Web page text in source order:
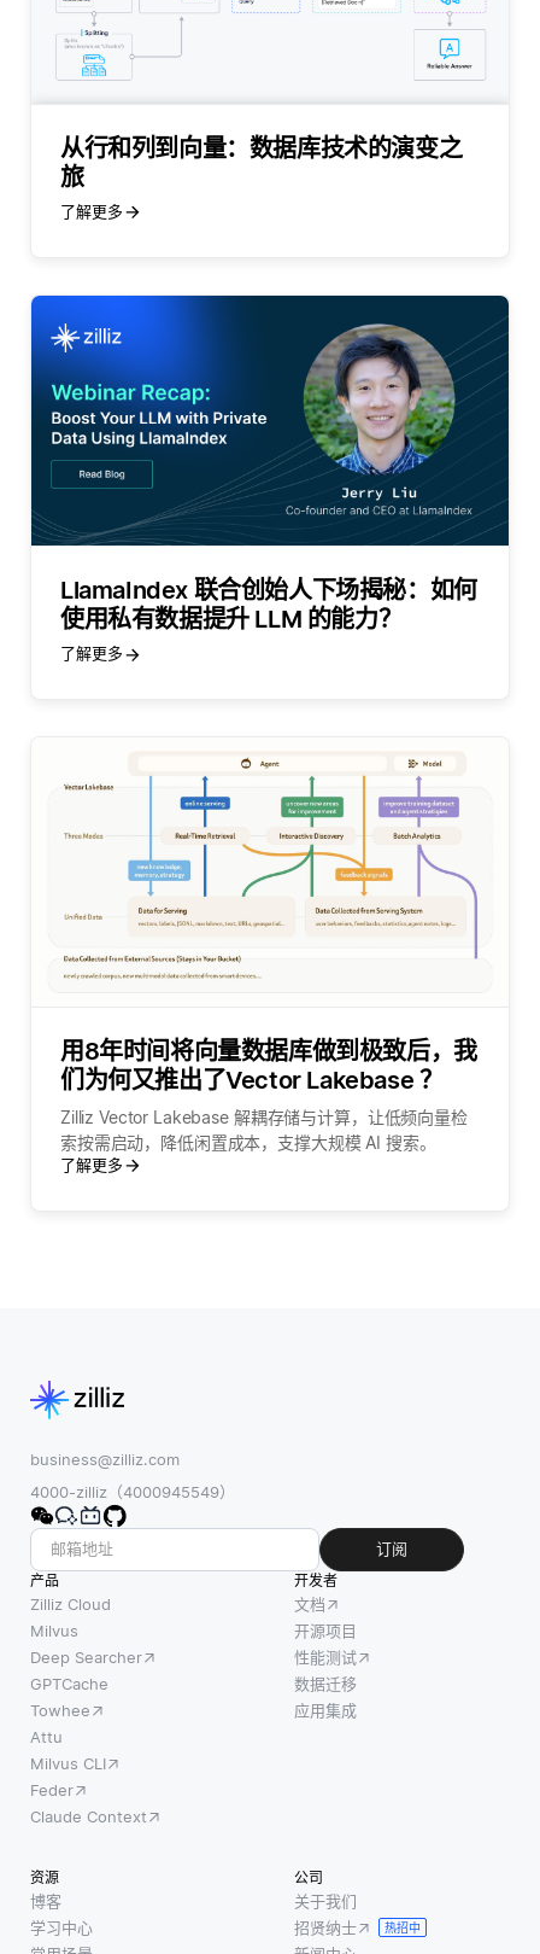
从行和列到向量：数据库技术的演变之
旅
了解更多
LlamaIndex 联合创始人下场揭秘：如何
使用私有数据提升 LLM 的能力？
了解更多
用8年时间将向量数据库做到极致后，我
们为何又推出了Vector Lakebase ？
Zilliz Vector Lakebase 解耦存储与计算，让低频向量检
索按需启动，降低闲置成本，支撑大规模 AI 搜索。
了解更多
business@zilliz.com
4000-zilliz（4000945549）
订阅
产品
Zilliz Cloud
Milvus
Deep Searcher
GPTCache
Towhee
Attu
Milvus CLI
Feder
Claude Context
开发者
文档
开源项目
性能测试
数据迁移
应用集成
资源
博客
学习中心
公司
关于我们
招贤纳士
热招中